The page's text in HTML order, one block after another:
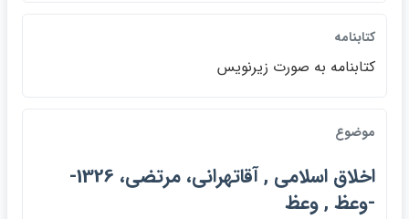
كتابنامه
كتابنامه به صورت زيرنويس
موضوع
اخلاق اسلامي , آقاتهراني، مرتضي، 1326-
-وعظ , وعظ